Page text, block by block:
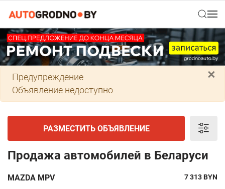
×
Предупреждение
Объявление недоступно
РАЗМЕСТИТЬ ОБЪЯВЛЕНИЕ
Продажа автомобилей в Беларуси
MAZDA MPV 7 313BYN